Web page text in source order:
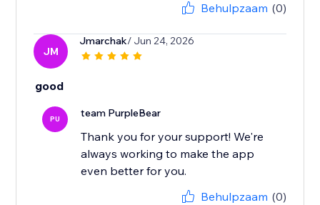
Behulpzaam (0)
JM
Jmarchak/ Jun 24, 2026
good
PU team PurpleBear
Thank you for your support! We're
always working to make the app
even better for you.
Behulpzaam (0)